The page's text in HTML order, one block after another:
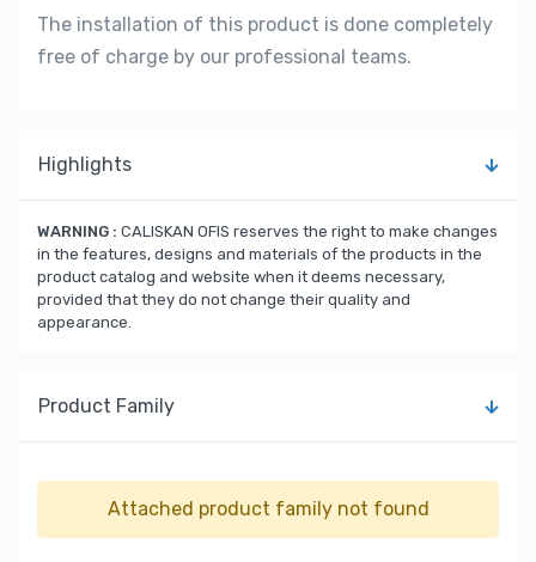
The installation of this product is done completely
free of charge by our professional teams.
Highlights
WARNING : CALISKAN OFIS reserves the right to make changes
in the features, designs and materials of the products in the
product catalog and website when it deems necessary,
provided that they do not change their quality and
appearance.
Product Family
Attached product family not found